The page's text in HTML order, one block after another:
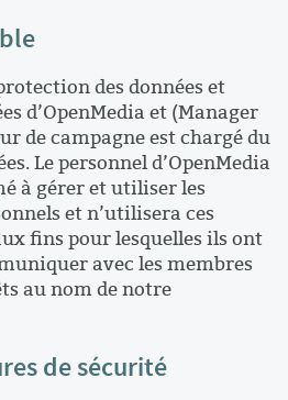
des données et
d’OpenMedia et (Manager
de campagne est chargé du
Le personnel d’OpenMedia
à gérer et utiliser les
et n’utilisera ces
fins pour lesquelles ils ont
avec les membres
au nom de notre
de sécurité